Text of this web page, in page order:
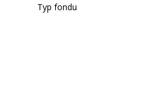
Typ fondu